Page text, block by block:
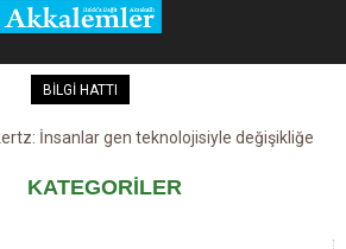
BİLGİ HATTI
İnsanlar gen teknolojisiyle değişikliğe
aşısı, devşirme ve kobay!
KATEGORİLER